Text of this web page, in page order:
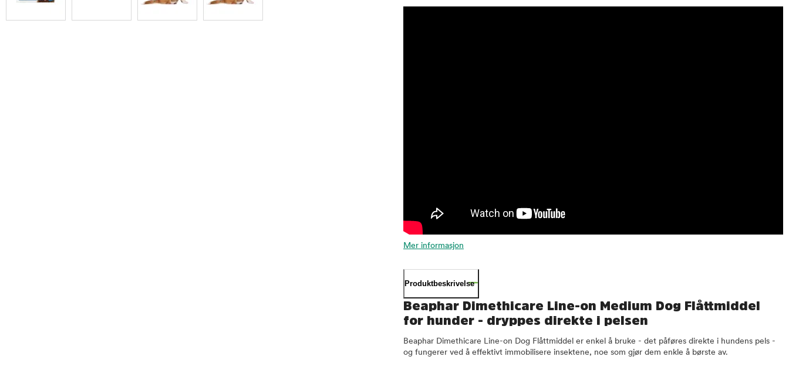
Mer informasjon
Produktbeskrivelse
Beaphar Dimethicare Line-on Medium Dog Flåttmiddel
for hunder - dryppes direkte i pelsen
Beaphar Dimethicare Line-on Dog Flåttmiddel er enkel å bruke - det påføres direkte i hundens pels -
og fungerer ved å effektivt immobilisere insektene, noe som gjør dem enkle å børste av.